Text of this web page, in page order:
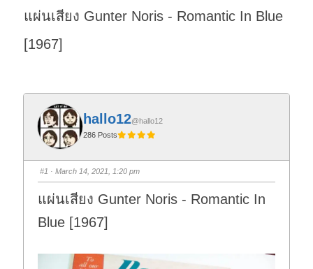
แผ่นเสียง Gunter Noris - Romantic In Blue
[1967]
hallo12@hallo12
286 Posts
#1 · March 14, 2021, 1:20 pm
แผ่นเสียง Gunter Noris - Romantic In
Blue [1967]